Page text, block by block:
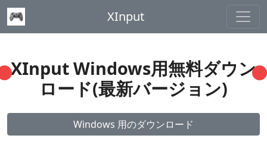
XInput
XInput Windows用無料ダウン
ロード(最新バージョン)
Windows 用のダウンロード